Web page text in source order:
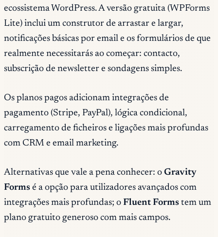
ecossistema WordPress. A versão gratuita (WPForms
Lite) inclui um construtor de arrastar e largar,
notificações básicas por email e os formulários de que
realmente necessitarás ao começar: contacto,
subscrição de newsletter e sondagens simples.
Os planos pagos adicionam integrações de
pagamento (Stripe, PayPal), lógica condicional,
carregamento de ficheiros e ligações mais profundas
com CRM e email marketing.
Alternativas que vale a pena conhecer: o Gravity
Forms é a opção para utilizadores avançados com
integrações mais profundas; o Fluent Forms tem um
plano gratuito generoso com mais campos.